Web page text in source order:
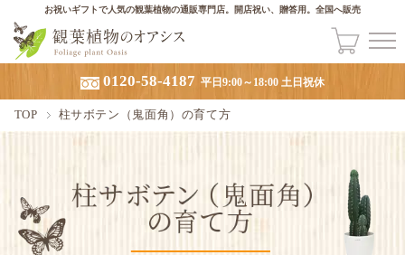
お祝いギフトで人気の観葉植物の通販専門店。開店祝い、贈答用。全国へ販売
0120-58-4187 平日9:00～18:00 土日祝休
TOP 柱サボテン（鬼面角）の育て方